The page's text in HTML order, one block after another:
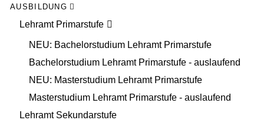
AUSBILDUNG
Lehramt Primarstufe
NEU: Bachelorstudium Lehramt Primarstufe
Bachelorstudium Lehramt Primarstufe - auslaufend
NEU: Masterstudium Lehramt Primarstufe
Masterstudium Lehramt Primarstufe - auslaufend
Lehramt Sekundarstufe